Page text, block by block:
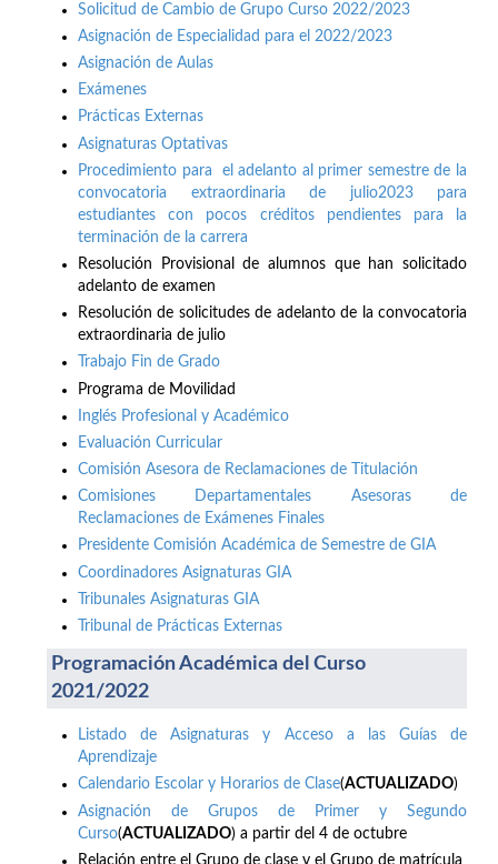
Solicitud de Cambio de Grupo Curso 2022/2023
Asignación de Especialidad para el 2022/2023
Asignación de Aulas
Exámenes
Prácticas Externas
Asignaturas Optativas
Procedimiento para el adelanto al primer semestre de la
convocatoria extraordinaria de julio2023 para
estudiantes con pocos créditos pendientes para la
terminación de la carrera
Resolución Provisional de alumnos que han solicitado
adelanto de examen
Resolución de solicitudes de adelanto de la convocatoria
extraordinaria de julio
Trabajo Fin de Grado
Programa de Movilidad
Inglés Profesional y Académico
Evaluación Curricular
Comisión Asesora de Reclamaciones de Titulación
Comisiones Departamentales Asesoras de
Reclamaciones de Exámenes Finales
Presidente Comisión Académica de Semestre de GIA
Coordinadores Asignaturas GIA
Tribunales Asignaturas GIA
Tribunal de Prácticas Externas
Programación Académica del Curso
2021/2022
Listado de Asignaturas y Acceso a las Guías de
Aprendizaje
Calendario Escolar y Horarios de Clase(ACTUALIZADO)
Asignación de Grupos de Primer y Segundo
Curso(ACTUALIZADO) a partir del 4 de octubre
Relación entre el Grupo de clase y el Grupo de matrícula